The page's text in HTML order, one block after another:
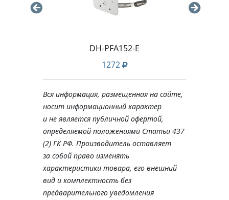
DH-PFA152-E
1272
Вся информация, размещенная на сайте,
носит информационный характер
и не является публичной офертой,
определяемой положениями Статьи 437
(2) ГК РФ. Производитель оставляет
за собой право изменять
характеристики товара, его внешний
вид и комплектность без
предварительного уведомления